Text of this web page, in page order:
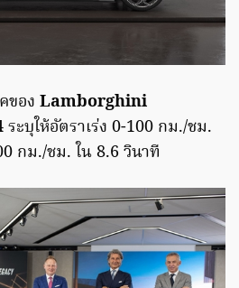
ของ Lamborghini
ระบุให้อัตราเร่ง 0-100 กม./ชม.
กม./ชม. ใน 8.6 วินาที